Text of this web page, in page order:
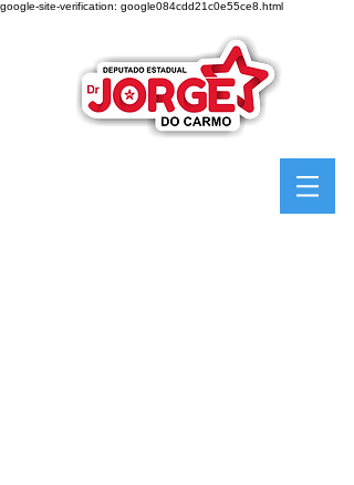
google-site-verification: google084cdd21c0e55ce8.html